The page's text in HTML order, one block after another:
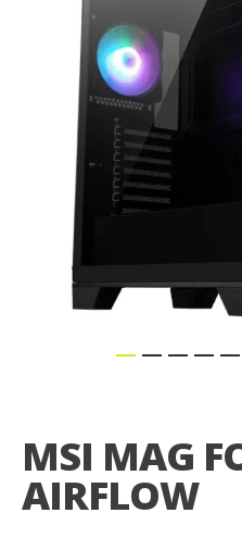
afbeeldingen-
begin
van
de
afbeeldingen-
MSI MAG
AIRFLOW